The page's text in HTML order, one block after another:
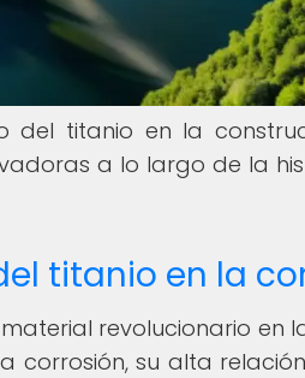
del titanio en la
a lo largo de la
titanio en la
revolucionario en
corrosión, su alta